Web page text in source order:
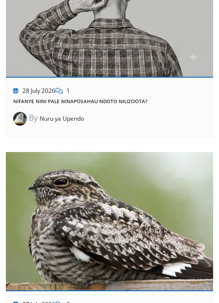
28 July 2026 1
NIFANYE NINI PALE NINAPOSAHAU NDOTO NILIZOOTA?
By Nuru ya Upendo